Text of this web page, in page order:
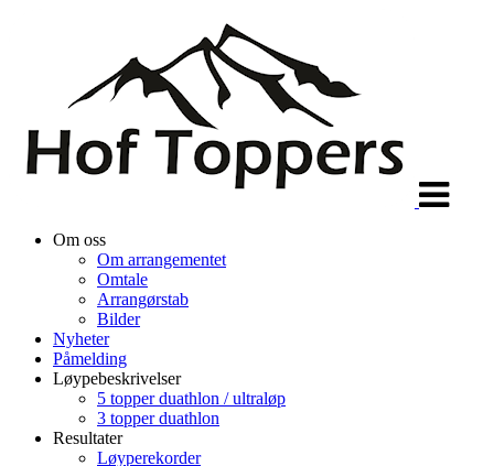
Om oss
Om arrangementet
Omtale
Arrangørstab
Bilder
Nyheter
Påmelding
Løypebeskrivelser
5 topper duathlon / ultraløp
3 topper duathlon
Resultater
Løyperekorder